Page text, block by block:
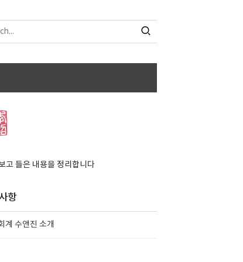
고 들은 내용을 정리합니다
항
계 수앤진 소개